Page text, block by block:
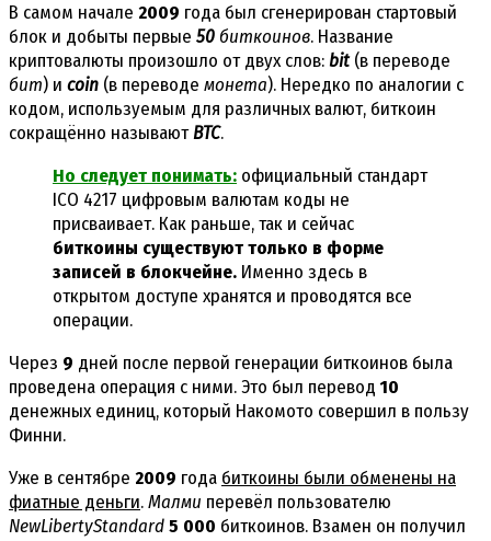
В самом начале 2009 года был сгенерирован стартовый
блок и добыты первые 50 биткоинов. Название
криптовалюты произошло от двух слов:bit(в переводе
бит) и coin (в переводе монета). Нередко по аналогии с
кодом, используемым для различных валют, биткоин
сокращённо называютBTC.
Но следует понимать: официальный стандарт
ICO 4217 цифровым валютам коды не
присваивает. Как раньше, так и сейчас
биткоины существуют только в форме
записей в блокчейне. Именно здесь в
открытом доступе хранятся и проводятся все
операции.
Через 9 дней после первой генерации биткоинов была
проведена операция с ними. Это был перевод10
денежных единиц, который Накомото совершил в пользу
Финни.
Уже в сентябре 2009 года биткоины были обменены на
фиатные деньги.Малми перевёл пользователю
NewLibertyStandard5 000 биткоинов. Взамен он получил